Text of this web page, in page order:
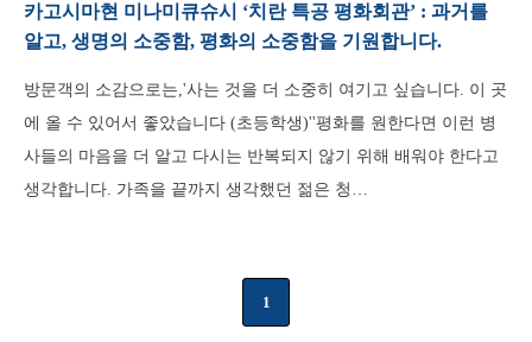
카고시마현 미나미큐슈시 ‘치란 특공 평화회관’ : 과거를
알고, 생명의 소중함, 평화의 소중함을 기원합니다.
방문객의 소감으로는,'사는 것을 더 소중히 여기고 싶습니다. 이 곳
에 올 수 있어서 좋았습니다 (초등학생)''평화를 원한다면 이런 병
사들의 마음을 더 알고 다시는 반복되지 않기 위해 배워야 한다고
생각합니다. 가족을 끝까지 생각했던 젊은 청…
1